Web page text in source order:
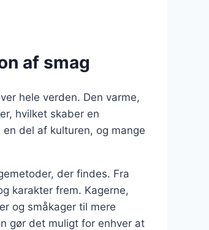
af smag
hele verden. Den varme,
hvilket skaber en
del af kulturen, og mange
der findes. Fra
karakter frem. Kagerne,
og småkager til mere
gør det muligt for enhver at